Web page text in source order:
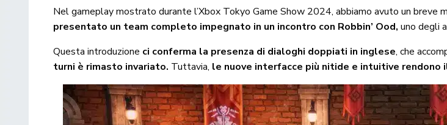
Nel gameplay mostrato durante l’Xbox Tokyo Game Show 2024, abbiamo avuto un breve
presentato un team completo impegnato in un incontro con Robbin’ Ood, uno degli
Questa introduzione ci conferma la presenza di dialoghi doppiati in inglese, che
turni è rimasto invariato. Tuttavia, le nuove interfacce più nitide e intuitive